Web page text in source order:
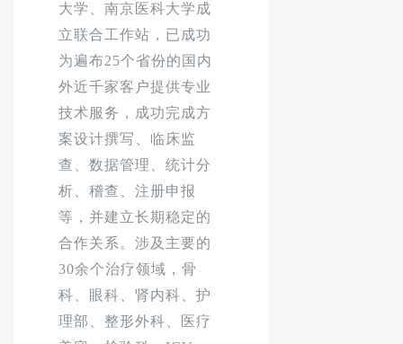
大学、南京医科大学成
立联合工作站，已成功
为遍布25个省份的国内
外近千家客户提供专业
技术服务，成功完成方
案设计撰写、临床监
查、数据管理、统计分
析、稽查、注册申报
等，并建立长期稳定的
合作关系。涉及主要的
30余个治疗领域，骨
科、眼科、肾内科、护
理部、整形外科、医疗